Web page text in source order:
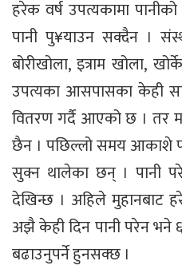
हरेक वर्ष उपत्यकामा
पानी पु¥याउन सक्दैन ।
बोरीखोला, इत्राम खोला,
उपत्यका आसपासका केही
वितरण गर्दै आएको छ । तर
छैन । पछिल्लो समय आकाशे
सुक्न थालेका छन् । पानी
देखिन्छ । अहिले मुहानबाट
अझै केही दिन पानी परेन भने
बढाउनुपर्ने हुनसक्छ ।